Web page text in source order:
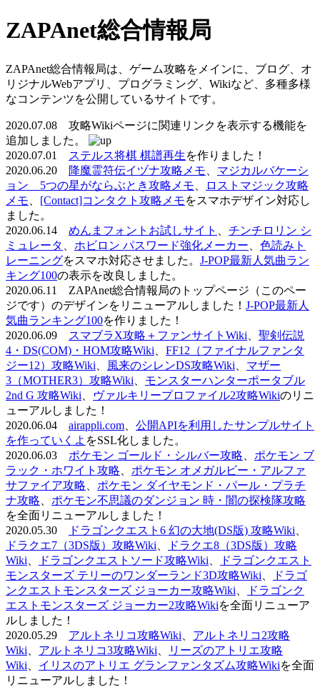
ZAPAnet総合情報局
ZAPAnet総合情報局は、ゲーム攻略をメインに、ブログ、オ
リジナルWebアプリ、プログラミング、Wikiなど、多種多様
なコンテンツを公開しているサイトです。
2020.07.08 攻略Wikiページに関連リンクを表示する機能を
追加しました。
2020.07.01
ステルス将棋 棋譜再生を作りました！
2020.06.20
降魔霊符伝イヅナ攻略メモ
マジカルバケーシ
ョン 5つの星がならぶとき攻略メモ
ロストマジック攻略
メモ
[Contact]コンタクト攻略メモをスマホデザイン対応し
ました。
2020.06.14 めんまフォントお試しサイト
チンチロリン シ
ミュレータ
ホビロン パスワード強化メーカー
色読みト
レーニングをスマホ対応させました。 J-POP最新人気曲ラン
キング100の表示を改良しました。
2020.06.11 ZAPAnet総合情報局のトップページ（このペー
ジです）のデザインをリニューアルしました！ J-POP最新人
気曲ランキング100を作りました！
2020.06.09
スマブラX攻略＋ファンサイトWiki
聖剣伝説
4・DS(COM)・HOM攻略Wiki
FF12（ファイナルファンタ
ジー12）攻略Wiki
風来のシレンDS攻略Wiki
マザー
3（MOTHER3）攻略Wiki
モンスターハンターポータブル
2nd G 攻略Wiki
ヴァルキリープロファイル2攻略Wikiのリニ
ューアルしました！
2020.06.04 airappli.com
公開APIを利用したサンプルサイト
を作っていくよ をSSL化しました。
2020.06.03 ポケモン ゴールド・シルバー攻略
ポケモン ブ
ラック・ホワイト攻略
ポケモン オメガルビー・アルファ
サファイア攻略
ポケモン ダイヤモンド・パール・プラチ
ナ攻略
ポケモン不思議のダンジョン 時・闇の探検隊攻略
を全面リニューアルしました！
2020.05.30
ドラゴンクエスト6 幻の大地(DS版) 攻略Wiki
ドラクエ7（3DS版）攻略Wiki
ドラクエ8（3DS版）攻略
Wiki
ドラゴンクエストソード攻略Wiki
ドラゴンクエスト
モンスターズ テリーのワンダーランド3D攻略Wiki
ドラゴ
ンクエストモンスターズ ジョーカー攻略Wiki
ドラゴンク
エストモンスターズ ジョーカー2攻略Wikiを全面リニューア
ルしました！
2020.05.29 アルトネリコ攻略Wiki
アルトネリコ2攻略
Wiki
アルトネリコ3攻略Wiki
リーズのアトリエ攻略
Wiki
イリスのアトリエ グランファンタズム攻略Wikiを全面
リニューアルしました！